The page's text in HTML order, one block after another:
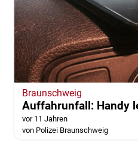
Braunschweig
Auffahrunfall: Handy
vor 11 Jahren
von Polizei Braunschweig